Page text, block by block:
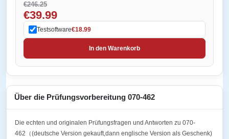
€246.25
€39.99
Testsoftware€18.99
In den Warenkorb
Über die Prüfungsvorbereitung 070-462
Die echten und originalen Prüfungsfragen und Antworten zu 070-
462（(deutsche Version gekauft,dann englische Version als Geschenk)